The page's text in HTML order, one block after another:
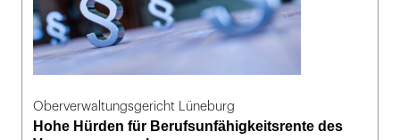
Oberverwaltungsgericht Lüneburg
Hohe Hürden für Berufsunfähigkeitsrente des